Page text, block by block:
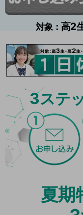
対象： 高2
3ステ
夏期